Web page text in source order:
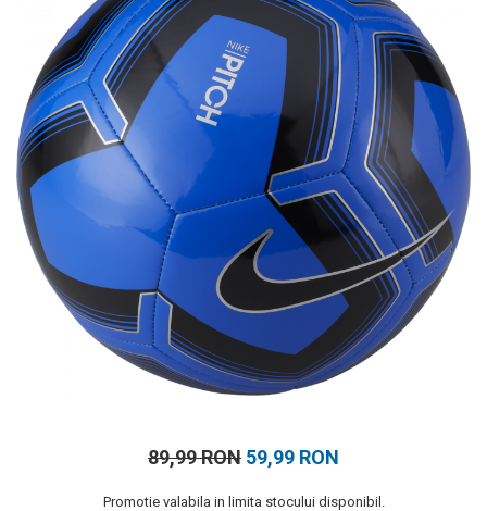
Accesorii inot
Genti si rucsacuri
Tricouri, pantaloni, bluze
Costume profesionale inot
89,99 RON 59,99 RON
Promotie valabila in limita stocului disponibil.